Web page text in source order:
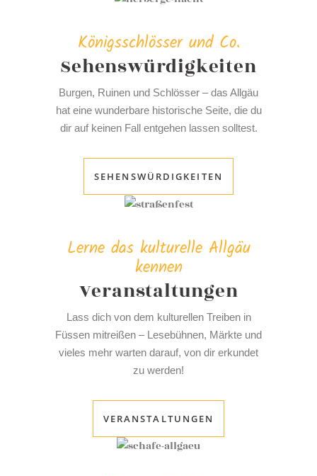
Königsschlösser und Co.
Sehenswürdigkeiten
Burgen, Ruinen und Schlösser – das Allgäu
hat eine wunderbare historische Seite, die du
dir auf keinen Fall entgehen lassen solltest.
SEHENSWÜRDIGKEITEN
Lerne das kulturelle Allgäu
kennen
Veranstaltungen
Lass dich von dem kulturellen Treiben in
Füssen mitreißen – Lesebühnen, Märkte und
vieles mehr warten darauf, von dir erkundet
zu werden!
VERANSTALTUNGEN